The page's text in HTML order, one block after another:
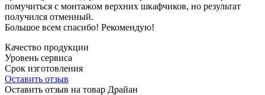
помучиться с монтажом верхних шкафчиков, но результат
получился отменный.
Большое всем спасибо! Рекомендую!
Качество продукции
Уровень сервиса
Срок изготовления
Оставить отзыв
Оставить отзыв на товар Драйан